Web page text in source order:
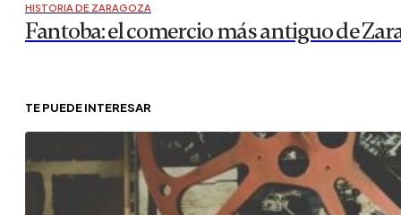
HISTORIA DE ZARAGOZA
Fantoba: el comercio más antiguo de
TE PUEDE INTERESAR